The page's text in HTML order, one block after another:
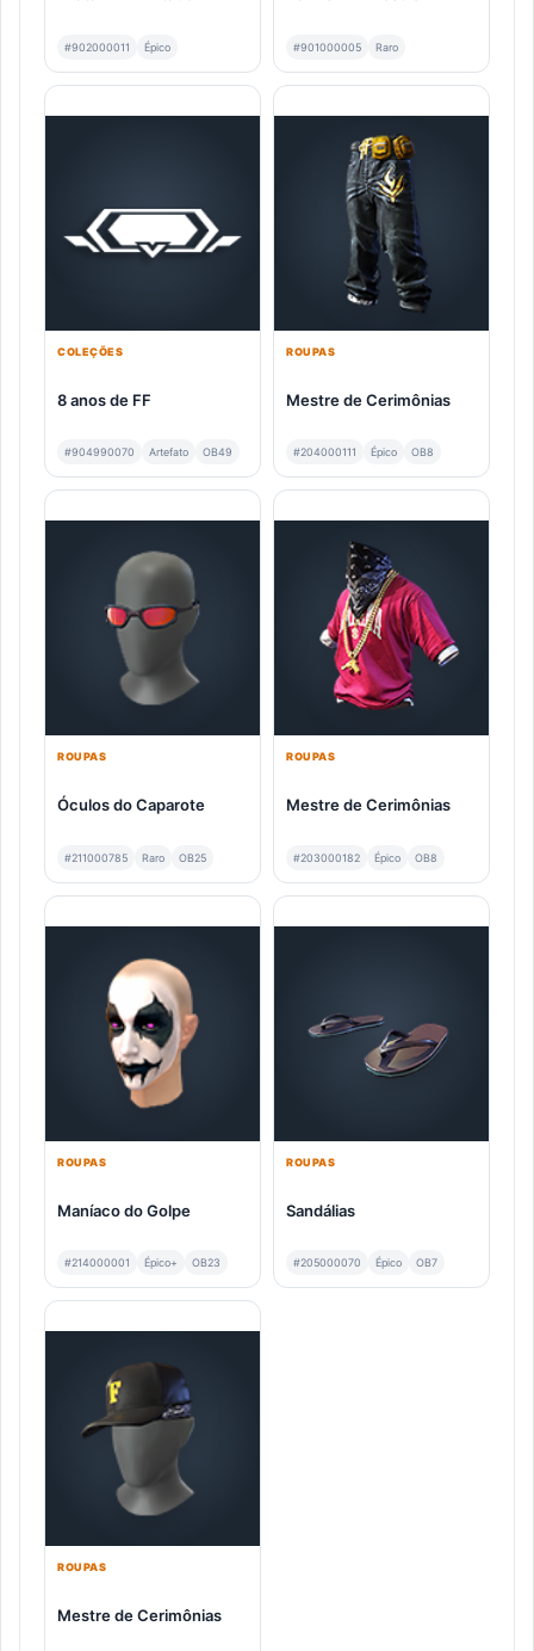
#902000011 Épico #901000005 Raro
COLEÇÕES
8 anos de FF
#904990070 Artefato OB49
ROUPAS
Mestre de Cerimônias
#204000111 Épico OB8
ROUPAS
Óculos do Caparote
#211000785 Raro OB25
ROUPAS
Mestre de Cerimônias
#203000182 Épico OB8
ROUPAS
Maníaco do Golpe
#214000001 Épico+ OB23
ROUPAS
Sandálias
#205000070 Épico OB7
ROUPAS
Mestre de Cerimônias